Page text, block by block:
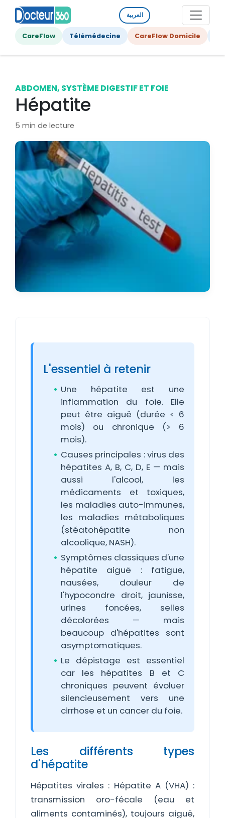
العربية
CareFlow Télémédecine CareFlow Domicile
ABDOMEN, SYSTÈME DIGESTIF ET FOIE
Hépatite
5 min de lecture
L'essentiel à retenir
Une hépatite est une
inflammation du foie. Elle
peut être aiguë (durée < 6
mois) ou chronique (> 6
mois).
Causes principales : virus des
hépatites A, B, C, D, E — mais
aussi l'alcool, les
médicaments et toxiques,
les maladies auto-immunes,
les maladies métaboliques
(stéatohépatite non
alcoolique, NASH).
Symptômes classiques d'une
hépatite aiguë : fatigue,
nausées, douleur de
l'hypocondre droit, jaunisse,
urines foncées, selles
décolorées — mais
beaucoup d'hépatites sont
asymptomatiques.
Le dépistage est essentiel
car les hépatites B et C
chroniques peuvent évoluer
silencieusement vers une
cirrhose et un cancer du foie.
Les différents types
d'hépatite
Hépatites virales : Hépatite A (VHA) :
transmission oro-fécale (eau et
aliments contaminés), toujours aiguë,